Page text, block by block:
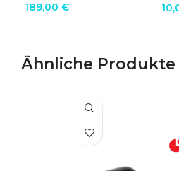
189,00 €
Ähnliche Produkte